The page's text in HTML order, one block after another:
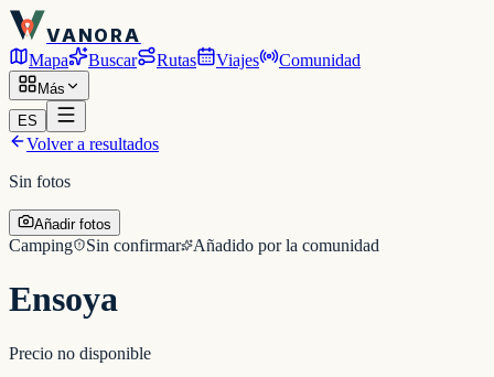
VANORA
Mapa Buscar Rutas Viajes Comunidad
Más
ES
Volver a resultados
Sin fotos
Añadir fotos
Camping Sin confirmar Añadido por la comunidad
Ensoya
Precio no disponible